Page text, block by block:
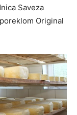
Saveza
Original